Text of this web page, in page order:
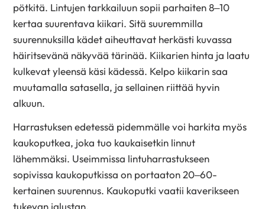
pötkitä. Lintujen tarkkailuun sopii parhaiten 8–10
kertaa suurentava kiikari. Sitä suuremmilla
suurennuksilla kädet aiheuttavat herkästi kuvassa
häiritsevänä näkyvää tärinää. Kiikarien hinta ja laatu
kulkevat yleensä käsi kädessä. Kelpo kiikarin saa
muutamalla satasella, ja sellainen riittää hyvin
alkuun.
Harrastuksen edetessä pidemmälle voi harkita myös
kaukoputkea, joka tuo kaukaisetkin linnut
lähemmäksi. Useimmissa lintuharrastukseen
sopivissa kaukoputkissa on portaaton 20–60-
kertainen suurennus. Kaukoputki vaatii kaverikseen
tukevan jalustan.